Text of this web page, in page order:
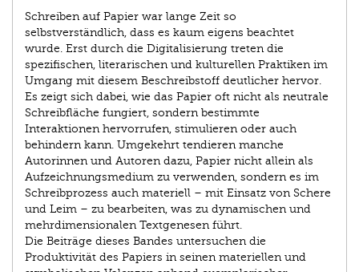
Schreiben auf Papier war lange Zeit so
selbstverständlich, dass es kaum eigens beachtet
wurde. Erst durch die Digitalisierung treten die
spezifischen, literarischen und kulturellen Praktiken im
Umgang mit diesem Beschreibstoff deutlicher hervor.
Es zeigt sich dabei, wie das Papier oft nicht als neutrale
Schreibfläche fungiert, sondern bestimmte
Interaktionen hervorrufen, stimulieren oder auch
behindern kann. Umgekehrt tendieren manche
Autorinnen und Autoren dazu, Papier nicht allein als
Aufzeichnungsmedium zu verwenden, sondern es im
Schreibprozess auch materiell – mit Einsatz von Schere
und Leim – zu bearbeiten, was zu dynamischen und
mehrdimensionalen Textgenesen führt.
Die Beiträge dieses Bandes untersuchen die
Produktivität des Papiers in seinen materiellen und